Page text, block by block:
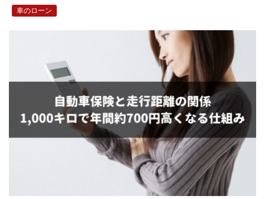
車のローン